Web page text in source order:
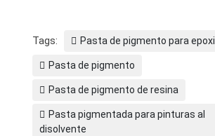
Tags: Pasta de pigmento para epoxi
Pasta de pigmento
Pasta de pigmento de resina
Pasta pigmentada para pinturas al
disolvente